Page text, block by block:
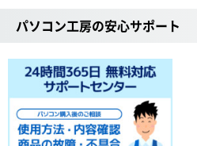
パソコン工房の安心サポート